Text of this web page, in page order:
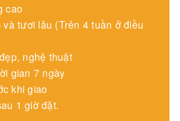
cao
tươi lâu (Trên 4 tuần ở điều
nghệ thuật
gian 7 ngày
khi giao
1 giờ đặt.